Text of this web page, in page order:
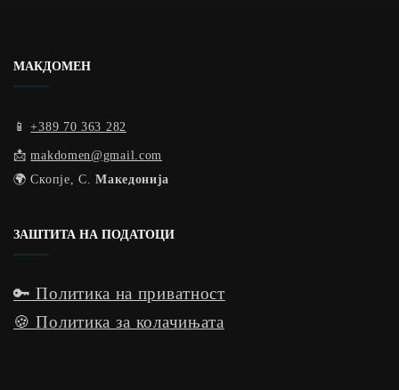
МАКДОМЕН
📱+389 70 363 282
📩makdomen@gmail.com
🌍 Скопје, С.Македонија
ЗАШТИТА НА ПОДАТОЦИ
🔑 Политика на приватност
🍪 Политика за колачињата